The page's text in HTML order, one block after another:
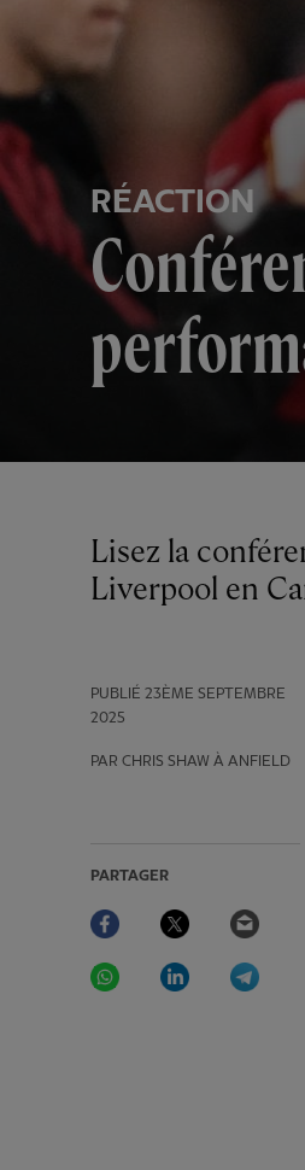
RÉACTION
PUBLIÉ 23ÈME SEPTEMBRE
2025
PAR CHRIS SHAW À ANFIELD
PARTAGER
Facebook Twitter
WhatsAppLinkedIn
Lisez la conférence de presse d'après-match d'Arne Slot après la victoire 2-1 de
Liverpool en